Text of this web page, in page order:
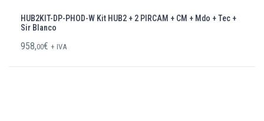
HUB2KIT-DP-PHOD-W Kit HUB2 + 2 PIRCAM + CM + Mdo + Tec +
Sir Blanco
958,00€ + IVA